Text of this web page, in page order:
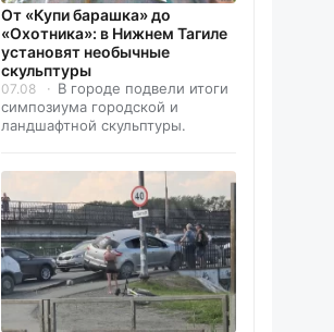
От «Купи барашка» до
«Охотника»: в Нижнем Тагиле
установят необычные
скульптуры
07.08
В городе подвели итоги
симпозиума городской и
ландшафтной скульптуры.